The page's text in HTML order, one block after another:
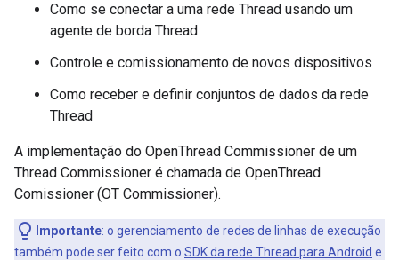
Como se conectar a uma rede Thread usando um
agente de borda Thread
Controle e comissionamento de novos dispositivos
Como receber e definir conjuntos de dados da rede
Thread
A implementação do OpenThread Commissioner de um
Thread Commissioner é chamada de OpenThread
Comissioner (OT Commissioner).
Importante: o gerenciamento de redes de linhas de execução
também pode ser feito com o SDK da rede Thread para Android e